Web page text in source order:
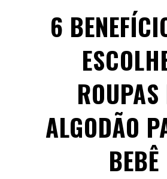
6
ROUPAS
ALGODÃO
BEBÊ